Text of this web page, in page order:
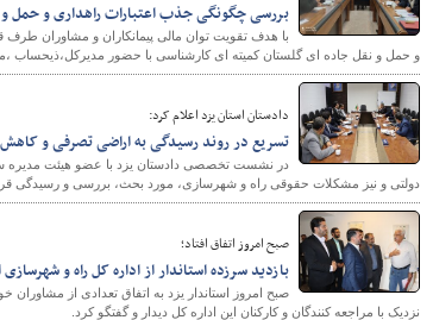
شهرسازی
بررسی چگونگی جذب اعتبارات راهداری و حمل و
با هدف تقویت توان مالی پیمانکاران و مشاوران
و حمل و نقل جاده ای گلستان کمیته ای کارشناسی با حضور مدیرکل،ذیحساب
دادستان استان یزد اعلام کرد:
تسریع در روند رسیدگی به اراضی تصرفی و
در نشست تخصصی دادستان یزد با عضو هیئت مدیره
دولتی و نیز مشکلات حقوقی راه و شهرسازی، مورد بحث، بررسی و رسیدگی
صبح امروز اتفاق افتاد؛
بازدید سرزده استاندار از اداره کل راه و
نزدیک با مراجعه کنندگان و کارکنان این اداره کل دیدار و گفتگو کرد.